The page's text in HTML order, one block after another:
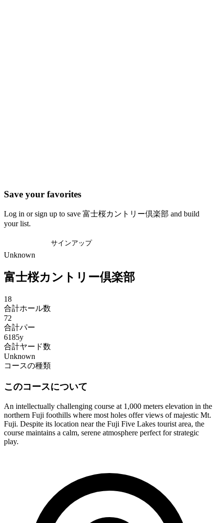
Save your favorites
Log in or sign up to save 富士桜カントリー倶楽部 and build
your list.
サインアップ
Unknown
富士桜カントリー倶楽部
18
合計ホール数
72
合計パー
6185y
合計ヤード数
Unknown
コースの種類
このコースについて
An intellectually challenging course at 1,000 meters elevation in the
northern Fuji foothills where most holes offer views of majestic Mt.
Fuji. Despite its location near the Fuji Five Lakes tourist area, the
course maintains a calm, serene atmosphere perfect for strategic
play.